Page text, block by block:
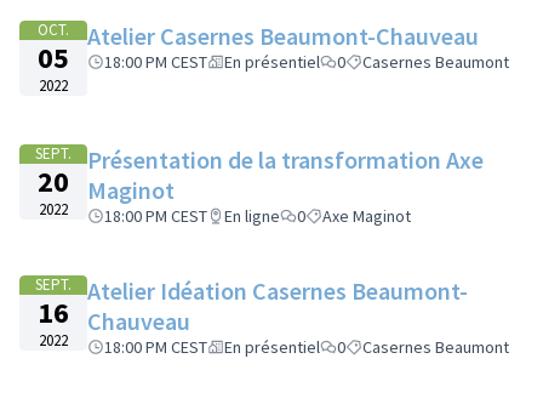
OCT.
05
2022
Atelier Casernes Beaumont-Chauveau
18:00 PM CEST En présentiel 0 Casernes Beaumont
SEPT.
20
2022
Présentation de la transformation Axe
Maginot
18:00 PM CEST En ligne 0 Axe Maginot
SEPT.
16
2022
Atelier Idéation Casernes Beaumont-
Chauveau
18:00 PM CEST En présentiel 0 Casernes Beaumont